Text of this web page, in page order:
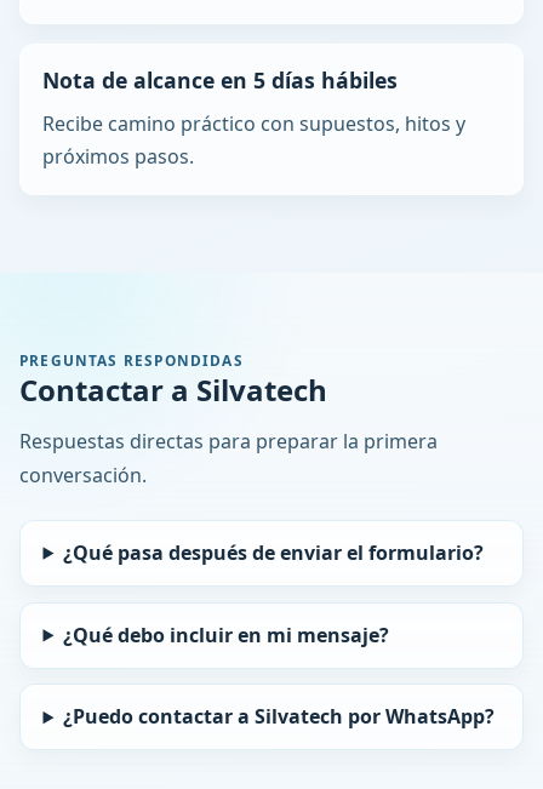
Nota de alcance en 5 días hábiles
Recibe camino práctico con supuestos, hitos y
próximos pasos.
PREGUNTAS RESPONDIDAS
Contactar a Silvatech
Respuestas directas para preparar la primera
conversación.
¿Qué pasa después de enviar el formulario?
¿Qué debo incluir en mi mensaje?
¿Puedo contactar a Silvatech por WhatsApp?